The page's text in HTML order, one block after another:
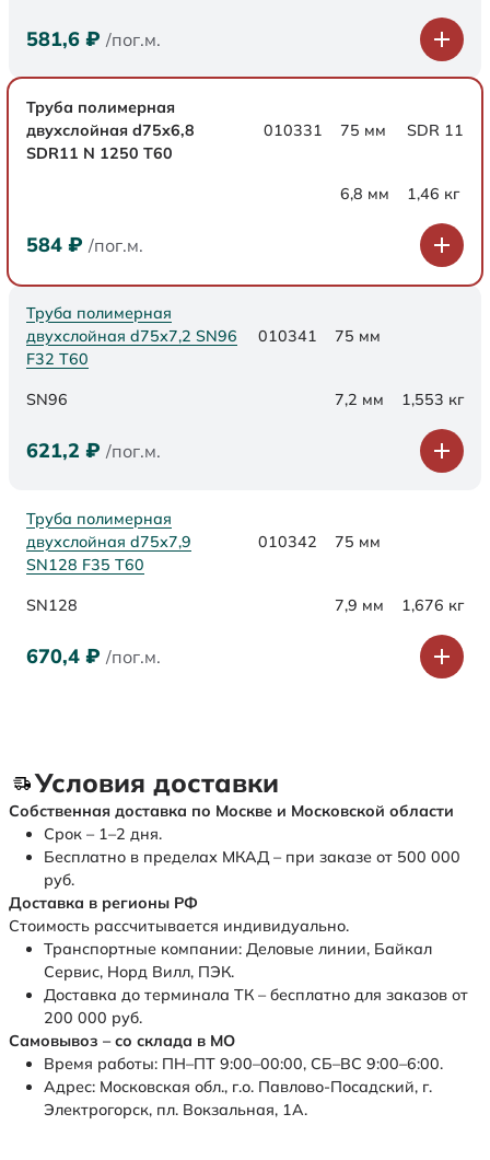
581,6 ₽ /пог.м.
Труба полимерная
двухслойная d75x6,8
SDR11 N 1250 Т60
010331 75 мм SDR 11
6,8 мм 1,46 кг
584 ₽ /пог.м.
Труба полимерная
двухслойная d75х7,2 SN96
F32 Т60
010341 75 мм
SN96 7,2 мм 1,553 кг
621,2 ₽ /пог.м.
Труба полимерная
двухслойная d75х7,9
SN128 F35 Т60
010342 75 мм
SN128 7,9 мм 1,676 кг
670,4 ₽ /пог.м.
Условия доставки
Собственная доставка по Москве и Московской области
Срок – 1–2 дня.
Бесплатно в пределах МКАД – при заказе от 500 000
руб.
Доставка в регионы РФ
Стоимость рассчитывается индивидуально.
Транспортные компании: Деловые линии, Байкал
Сервис, Норд Вилл, ПЭК.
Доставка до терминала ТК – бесплатно для заказов от
200 000 руб.
Самовывоз – со склада в МО
Время работы: ПН–ПТ 9:00–00:00, СБ–ВС 9:00–6:00.
Адрес: Московская обл., г.о. Павлово-Посадский, г.
Электрогорск, пл. Вокзальная, 1А.